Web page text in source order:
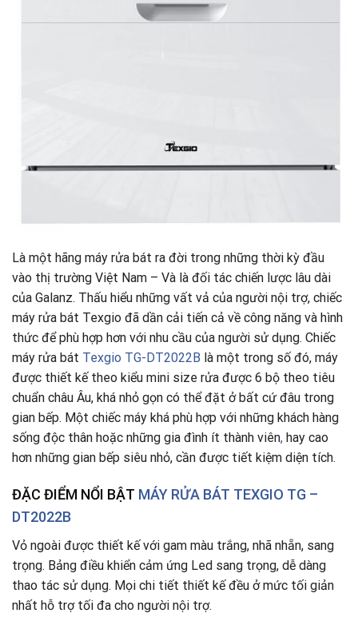
Là một hãng máy rửa bát ra đời trong những thời kỳ đầu
vào thị trường Việt Nam – Và là đối tác chiến lược lâu dài
của Galanz. Thấu hiểu những vất vả của người nội trợ, chiếc
máy rửa bát Texgio đã dần cải tiến cả về công năng và hình
thức để phù hợp hơn với nhu cầu của người sử dụng. Chiếc
máy rửa bát Texgio TG-DT2022B là một trong số đó, máy
được thiết kế theo kiểu mini size rửa được 6 bộ theo tiêu
chuẩn châu Âu, khá nhỏ gọn có thể đặt ở bất cứ đâu trong
gian bếp. Một chiếc máy khá phù hợp với những khách hàng
sống độc thân hoặc những gia đình ít thành viên, hay cao
hơn những gian bếp siêu nhỏ, cần được tiết kiệm diện tích.
ĐẶC ĐIỂM NỔI BẬT MÁY RỬA BÁT TEXGIO TG –
DT2022B
Vỏ ngoài được thiết kế với gam màu trắng, nhã nhẵn, sang
trọng. Bảng điều khiển cảm ứng Led sang trọng, dễ dàng
thao tác sử dụng. Mọi chi tiết thiết kế đều ở mức tối giản
nhất hỗ trợ tối đa cho người nội trợ.